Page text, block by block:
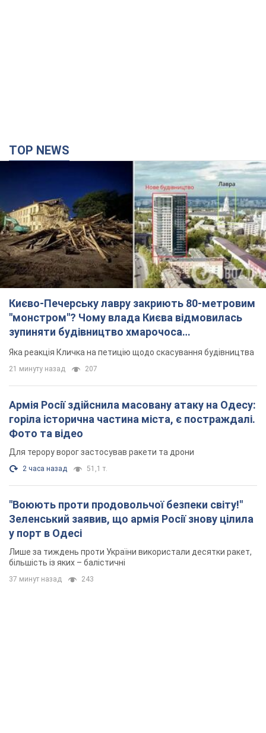
TOP NEWS
Києво-Печерську лавру закриють 80-метровим
"монстром"? Чому влада Києва відмовилась
зупиняти будівництво хмарочоса
"московського вірянина"
Яка реакція Кличка на петицію щодо скасування будівництва
21 минуту назад 207
Армія Росії здійснила масовану атаку на Одесу:
горіла історична частина міста, є постраждалі.
Фото та відео
Для терору ворог застосував ракети та дрони
2 часа назад 51,1 т.
"Воюють проти продовольчої безпеки світу!"
Зеленський заявив, що армія Росії знову цілила
у порт в Одесі
Лише за тиждень проти України використали десятки ракет,
більшість із яких – балістичні
37 минут назад 243